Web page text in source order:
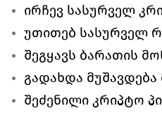
ირჩევ სასურველ
უთითებ სასურველ
შეგყავს ბარათის
გადახდა
შეძენილი კრიპტო